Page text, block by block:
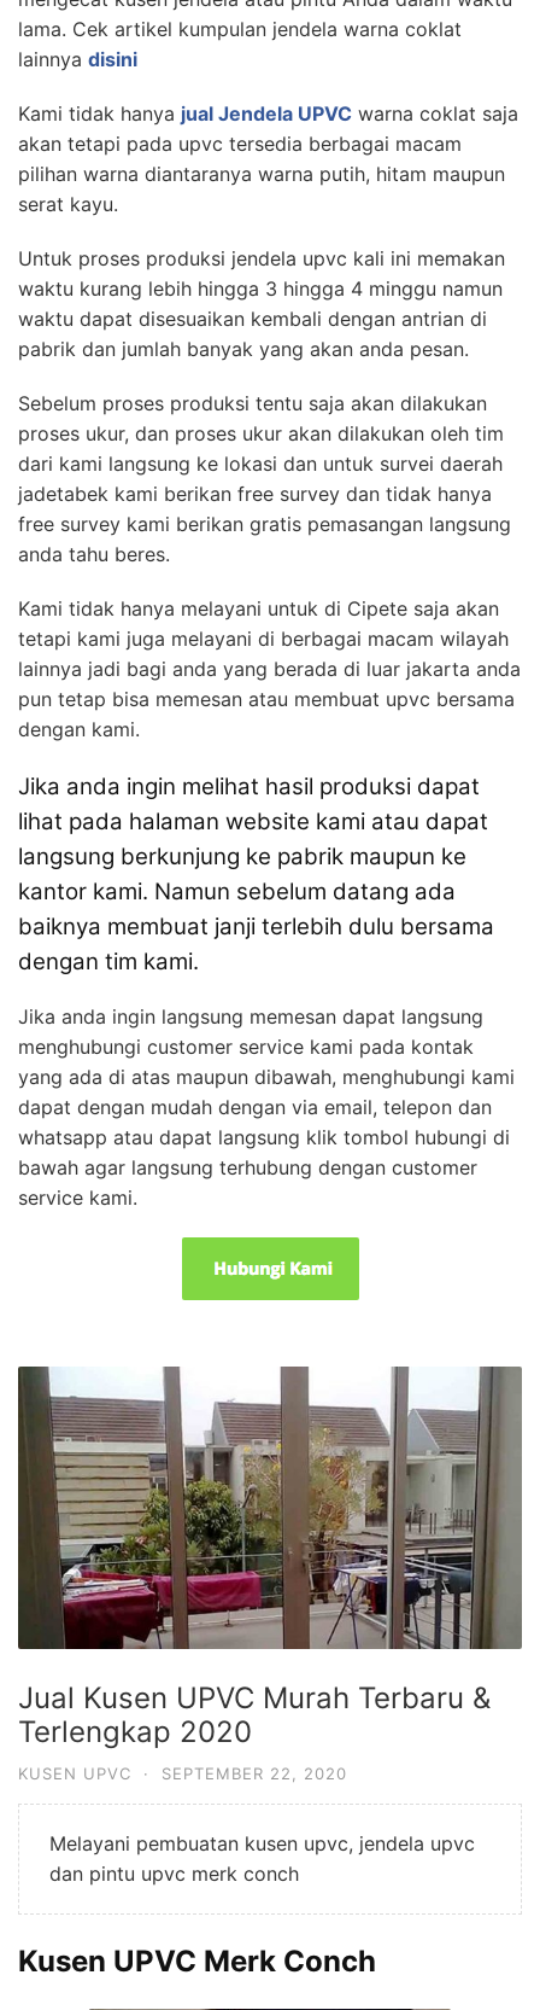
lama. Cek artikel kumpulan jendela warna coklat
lainnya disini
Kami tidak hanya jual Jendela UPVC warna coklat saja
akan tetapi pada upvc tersedia berbagai macam
pilihan warna diantaranya warna putih, hitam maupun
serat kayu.
Untuk proses produksi jendela upvc kali ini memakan
waktu kurang lebih hingga 3 hingga 4 minggu namun
waktu dapat disesuaikan kembali dengan antrian di
pabrik dan jumlah banyak yang akan anda pesan.
Sebelum proses produksi tentu saja akan dilakukan
proses ukur, dan proses ukur akan dilakukan oleh tim
dari kami langsung ke lokasi dan untuk survei daerah
jadetabek kami berikan free survey dan tidak hanya
free survey kami berikan gratis pemasangan langsung
anda tahu beres.
Kami tidak hanya melayani untuk di Cipete saja akan
tetapi kami juga melayani di berbagai macam wilayah
lainnya jadi bagi anda yang berada di luar jakarta anda
pun tetap bisa memesan atau membuat upvc bersama
dengan kami.
Jika anda ingin melihat hasil produksi dapat
lihat pada halaman website kami atau dapat
langsung berkunjung ke pabrik maupun ke
kantor kami. Namun sebelum datang ada
baiknya membuat janji terlebih dulu bersama
dengan tim kami.
Jika anda ingin langsung memesan dapat langsung
menghubungi customer service kami pada kontak
yang ada di atas maupun dibawah, menghubungi kami
dapat dengan mudah dengan via email, telepon dan
whatsapp atau dapat langsung klik tombol hubungi di
bawah agar langsung terhubung dengan customer
service kami.
Jual Kusen UPVC Murah Terbaru &
Terlengkap 2020
KUSEN UPVC · SEPTEMBER 22, 2020
Melayani pembuatan kusen upvc, jendela upvc
dan pintu upvc merk conch
Kusen UPVC Merk Conch